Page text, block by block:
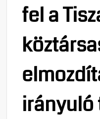
fel a
irányuló